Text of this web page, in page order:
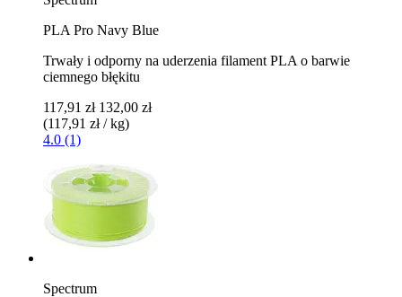
PLA Pro Navy Blue
Trwały i odporny na uderzenia filament PLA o barwie
ciemnego błękitu
117,91 zł 132,00 zł
(117,91 zł / kg)
4.0 (1)
Spectrum